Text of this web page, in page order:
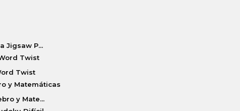
Jigsaw P...
Twist
y Mate...